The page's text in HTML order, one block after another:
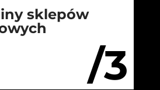
/3
sklepów